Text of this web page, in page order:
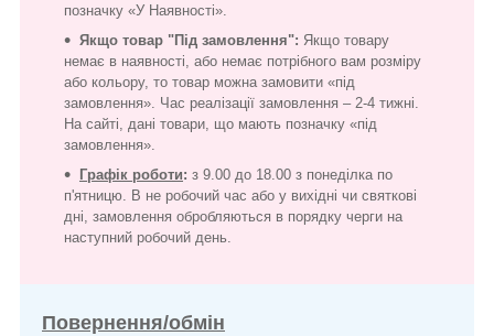
позначку «У Наявності».
Якщо товар "Під замовлення": Якщо товару
немає в наявності, або немає потрібного вам розміру
або кольору, то товар можна замовити «під
замовлення». Час реалізації замовлення – 2-4 тижні.
На сайті, дані товари, що мають позначку «під
замовлення».
Графік роботи: з 9.00 до 18.00 з понеділка по
п'ятницю. В не робочий час або у вихідні чи святкові
дні, замовлення обробляються в порядку черги на
наступний робочий день.
Повернення/обмін